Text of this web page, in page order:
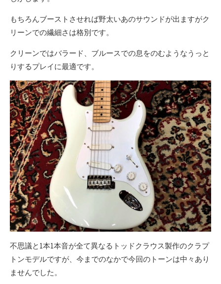
もちろんブーストさせれば野太いあのサウンドが出ますがク
リーンでの繊細さは格別です。
クリーンではバラード、ブルースでの息をのむようなうっと
りするプレイに最適です。
不思議と1本1本音が全て異なるトッドクラウス製作のクラプ
トンモデルですが、今までのなかで今回のトーンは中々あり
ませんでした。